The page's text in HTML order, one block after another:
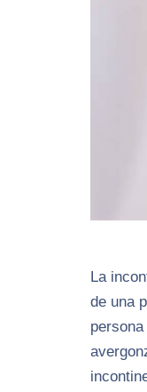
La
de una